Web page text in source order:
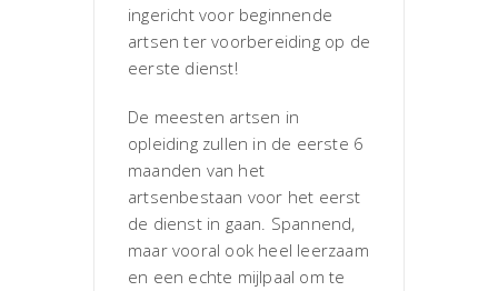
ingericht voor beginnende
artsen ter voorbereiding op de
eerste dienst!
De meesten artsen in
opleiding zullen in de eerste 6
maanden van het
artsenbestaan voor het eerst
de dienst in gaan. Spannend,
maar vooral ook heel leerzaam
en een echte mijlpaal om te